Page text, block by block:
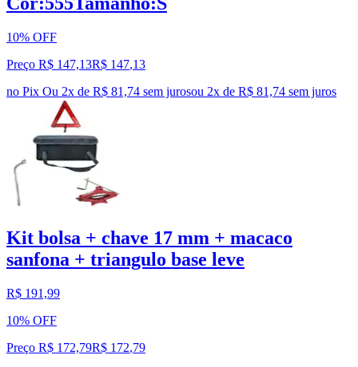
10% OFF
Preço R$ 147,13R$ 147,13
no Pix Ou 2x de R$ 81,74 sem jurosou 2x de R$ 81,74 sem juros
Kit bolsa + chave 17 mm + macaco
sanfona + triangulo base leve
R$ 191,99
10% OFF
Preço R$ 172,79R$ 172,79